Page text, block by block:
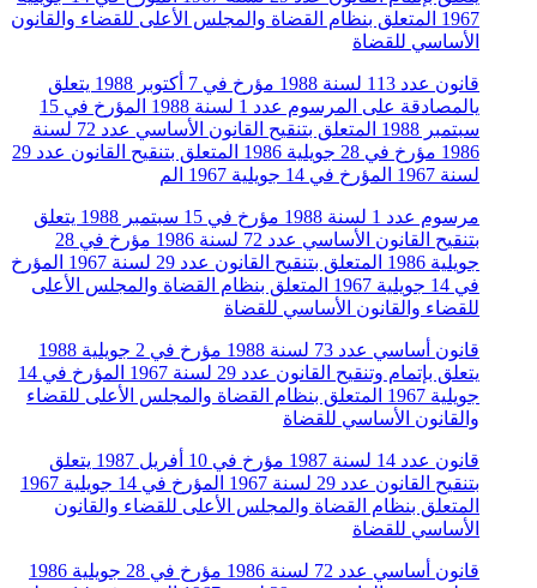
1967 المتعلق بنظام القضاة والمجلس الأعلى للقضاء والقانون
الأساسي للقضاة
قانون عدد 113 لسنة 1988 مؤرخ في 7 أكتوبر 1988 يتعلق
يالمصادقة على المرسوم عدد 1 لسنة 1988 المؤرخ في 15
سبتمبر 1988 المتعلق بتنقيح القانون الأساسي عدد 72 لسنة
1986 مؤرخ في 28 جويلية 1986 المتعلق بتنقيح القانون عدد 29
لسنة 1967 المؤرخ في 14 جويلية 1967 الم
مرسوم عدد 1 لسنة 1988 مؤرخ في 15 سبتمبر 1988 يتعلق
بتنقيح القانون الأساسي عدد 72 لسنة 1986 مؤرخ في 28
جويلية 1986 المتعلق بتنقيح القانون عدد 29 لسنة 1967 المؤرخ
في 14 جويلية 1967 المتعلق بنظام القضاة والمجلس الأعلى
للقضاء والقانون الأساسي للقضاة
قانون أساسي عدد 73 لسنة 1988 مؤرخ في 2 جويلية 1988
يتعلق بإتمام وتنقيح القانون عدد 29 لسنة 1967 المؤرخ في 14
جويلية 1967 المتعلق بنظام القضاة والمجلس الأعلى للقضاء
والقانون الأساسي للقضاة
قانون عدد 14 لسنة 1987 مؤرخ في 10 أفريل 1987 يتعلق
بتنقيح القانون عدد 29 لسنة 1967 المؤرخ في 14 جويلية 1967
المتعلق بنظام القضاة والمجلس الأعلى للقضاء والقانون
الأساسي للقضاة
قانون أساسي عدد 72 لسنة 1986 مؤرخ في 28 جويلية 1986